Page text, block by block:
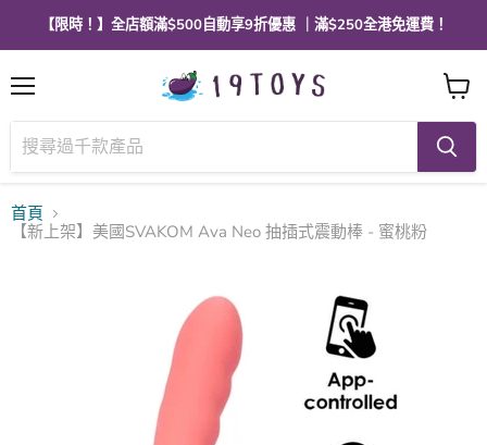
【限時！】全店額滿$500自動享9折優惠 ｜滿$250全港免運費！
單
查
看
購
物
車
首頁
【新上架】美國SVAKOM Ava Neo 抽插式震動棒 - 蜜桃粉